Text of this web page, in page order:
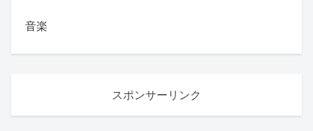
音楽
スポンサーリンク